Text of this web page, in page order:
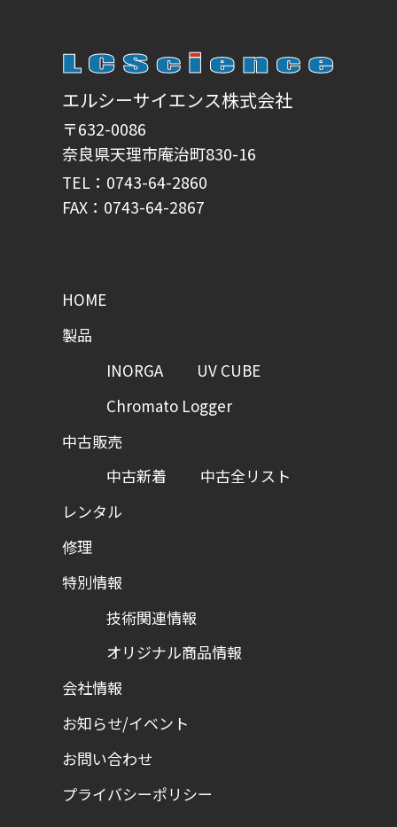
エルシーサイエンス株式会社
〒632-0086
奈良県天理市庵治町830-16
TEL：0743-64-2860
FAX：0743-64-2867
HOME
製品
INORGA
UV CUBE
Chromato Logger
中古販売
中古新着
中古全リスト
レンタル
修理
特別情報
技術関連情報
オリジナル商品情報
会社情報
お知らせ/イベント
お問い合わせ
プライバシーポリシー